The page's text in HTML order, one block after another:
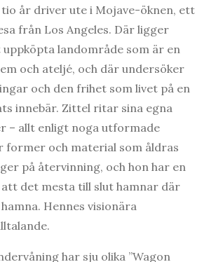
år driver ute i Mojave-öknen, ett
från Los Angeles. Där ligger
landområde som är en
och ateljé, och där undersöker
och den frihet som livet på en
innebär. Zittel ritar sina egna
– allt enligt noga utformade
former och material som åldras
på återvinning, och hon har en
det mesta till slut hamnar där
Hennes visionära
har sju olika ”Wagon